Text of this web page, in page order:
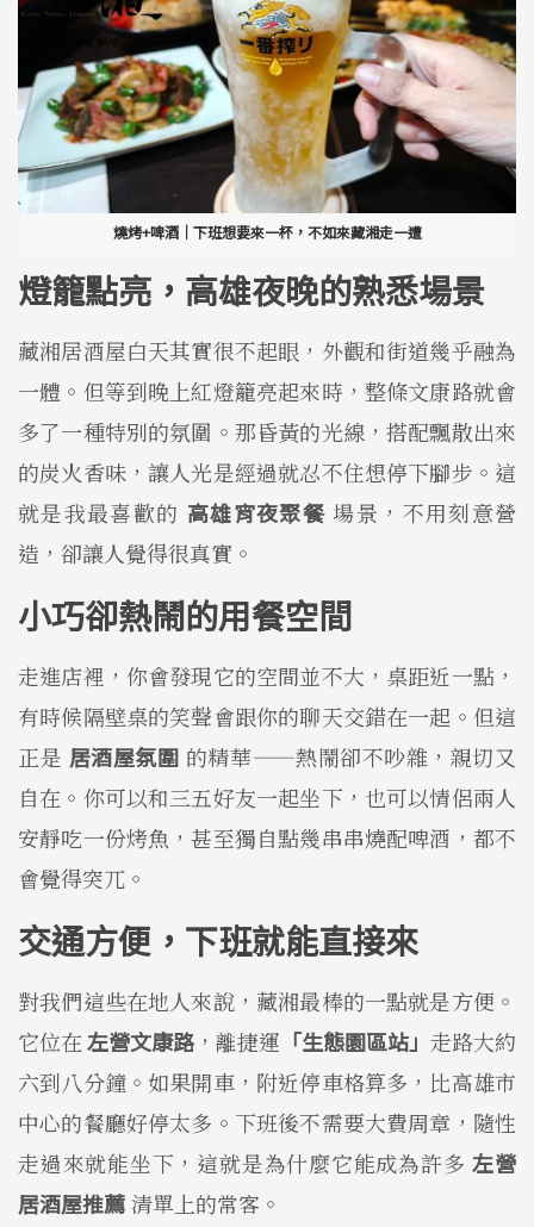
燒烤+啤酒｜下班想要來一杯，不如來藏湘走一遭
燈籠點亮，高雄夜晚的熟悉場景
藏湘居酒屋白天其實很不起眼，外觀和街道幾乎融為
一體。但等到晚上紅燈籠亮起來時，整條文康路就會
多了一種特別的氛圍。那昏黃的光線，搭配飄散出來
的炭火香味，讓人光是經過就忍不住想停下腳步。這
就是我最喜歡的 高雄宵夜聚餐 場景，不用刻意營
造，卻讓人覺得很真實。
小巧卻熱鬧的用餐空間
走進店裡，你會發現它的空間並不大，桌距近一點，
有時候隔壁桌的笑聲會跟你的聊天交錯在一起。但這
正是 居酒屋氛圍 的精華——熱鬧卻不吵雜，親切又
自在。你可以和三五好友一起坐下，也可以情侶兩人
安靜吃一份烤魚，甚至獨自點幾串串燒配啤酒，都不
會覺得突兀。
交通方便，下班就能直接來
對我們這些在地人來說，藏湘最棒的一點就是方便。
它位在左營文康路，離捷運 「生態園區站」 走路大約
六到八分鐘。如果開車，附近停車格算多，比高雄市
中心的餐廳好停太多。下班後不需要大費周章，隨性
走過來就能坐下，這就是為什麼它能成為許多左營
居酒屋推薦 清單上的常客。